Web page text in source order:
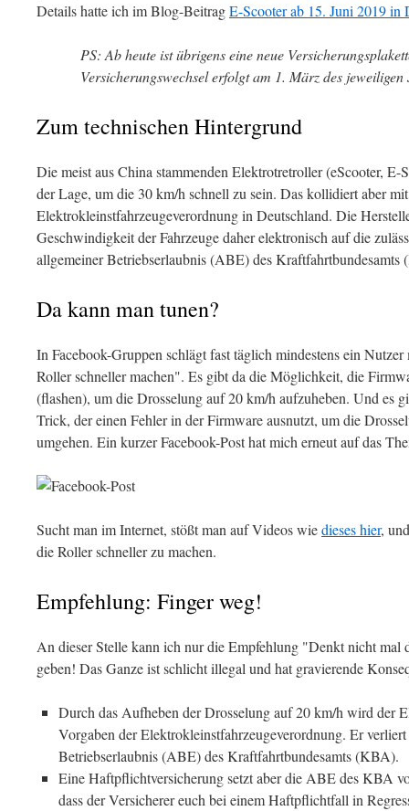
Details hatte ich im Blog-BeitragE-Scooter ab 15. Juni 2019 in
PS: Ab heute ist übrigens eine neue
Versicherungswechsel erfolgt am 1. März des jeweiligen
Zum technischen Hintergrund
Die meist aus China stammenden Elektrotretroller (eScooter, E-
der Lage, um die 30 km/h schnell zu sein. Das kollidiert aber
Elektrokleinstfahrzeugeverordnung in Deutschland. Die
Geschwindigkeit der Fahrzeuge daher elektronisch auf die
allgemeiner Betriebserlaubnis (ABE) des Kraftfahrtbundesamts
Da kann man tunen?
In Facebook-Gruppen schlägt fast täglich mindestens ein
Roller schneller machen". Es gibt da die Möglichkeit, die
(flashen), um die Drosselung auf 20 km/h aufzuheben. Und es
Trick, der einen Fehler in der Firmware ausnutzt, um die
umgehen. Ein kurzer Facebook-Post hat mich erneut auf das
Sucht man im Internet, stößt man auf Videos wiedieses hier,
die Roller schneller zu machen.
Empfehlung: Finger weg!
An dieser Stelle kann ich nur die Empfehlung "Denkt nicht mal
geben! Das Ganze ist schlicht illegal und hat gravierende
Durch das Aufheben der Drosselung auf 20 km/h wird der
Vorgaben der Elektrokleinstfahrzeugeverordnung. Er
Betriebserlaubnis (ABE) des Kraftfahrtbundesamts (KBA).
Eine Haftpflichtversicherung setzt aber die ABE des KBA
dass der Versicherer euch bei einem Haftpflichtfall in